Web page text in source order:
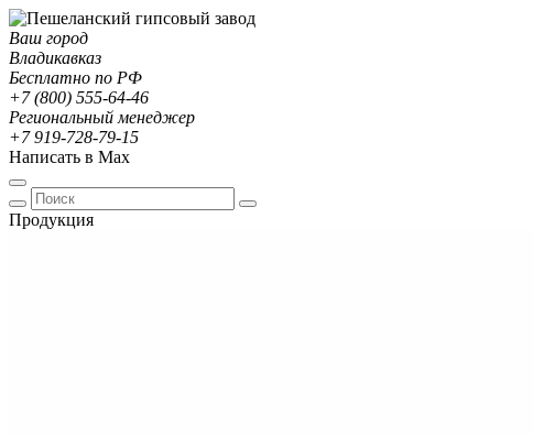
Ваш город
Владикавказ
Бесплатно по РФ
+7 (800) 555-64-46
Региональный менеджер
+7 919-728-79-15
Написать в Max
Продукция